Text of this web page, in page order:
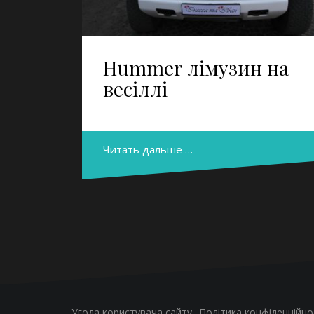
Hummer лімузин на
весіллі
Читать дальше …